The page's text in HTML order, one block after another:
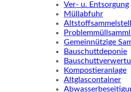
Ver- u. Entsorgung
Müllabfuhr
Gemeinnützige
Bauschuttdeponie
Kompostieranlage
Altglascontainer